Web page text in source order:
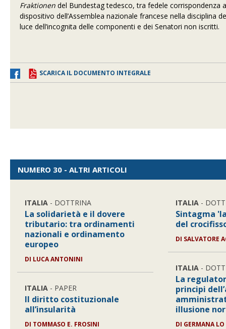
Fraktionen del Bundestag tedesco, tra fedele corrispondenza
dispositivo dell’Assemblea nazionale francese nella disciplina
luce dell’incognita delle componenti e dei Senatori non iscritti.
SCARICA IL DOCUMENTO INTEGRALE
NUMERO 30 - ALTRI ARTICOLI
ITALIA - DOTTRINA
La solidarietà e il dovere
tributario: tra ordinamenti
nazionali e ordinamento
europeo
DI LUCA ANTONINI
ITALIA - PAPER
Il diritto costituzionale
all’insularità
DI TOMMASO E. FROSINI
ITALIA -
Sintagma
del
DI SALVATORE
ITALIA -
La
principi
illusione
DI GERMANA